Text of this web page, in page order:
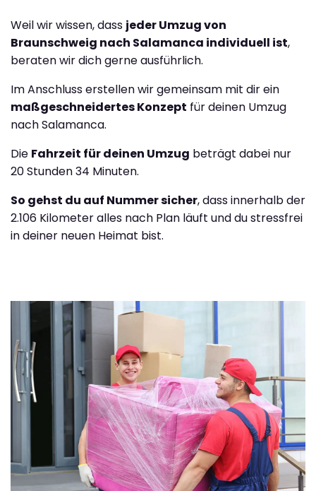
Weil wir wissen, dass jeder Umzug von
Braunschweig nach Salamanca individuell ist,
beraten wir dich gerne ausführlich.
Im Anschluss erstellen wir gemeinsam mit dir ein
maßgeschneidertes Konzept für deinen Umzug
nach Salamanca.
Die Fahrzeit für deinen Umzug beträgt dabei nur
20 Stunden 34 Minuten.
So gehst du auf Nummer sicher, dass innerhalb der
2.106 Kilometer alles nach Plan läuft und du stressfrei
in deiner neuen Heimat bist.